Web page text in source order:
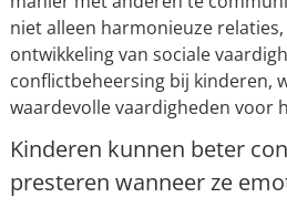
niet alleen harmonieuze
ontwikkeling van sociale
conflictbeheersing bij kinderen,
waardevolle vaardigheden voor
Kinderen kunnen beter
presteren wanneer ze